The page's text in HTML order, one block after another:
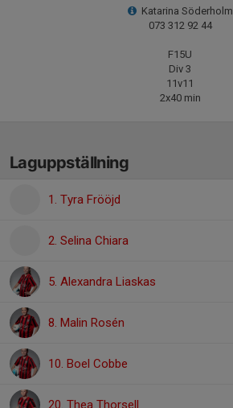
Katarina Söderholm
073 312 92 44
F15U
Div 3
11v11
2x40 min
Laguppställning
1. Tyra Frööjd
2. Selina Chiara
5. Alexandra Liaskas
8. Malin Rosén
10. Boel Cobbe
20. Thea Thorsell